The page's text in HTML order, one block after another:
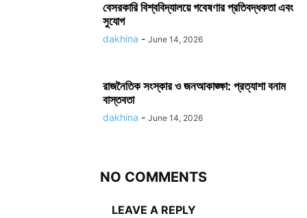
বেসরকারি বিশ্ববিদ্যালয়ে গবেষণার প্রতিবদ্ধকতা এবং
সুযোগ
dakhina - June 14, 2026
রাজনৈতিক সংস্কার ও জনআকাঙ্ক্ষা: প্রত্যাশা বনাম
বাস্তবতা
dakhina - June 14, 2026
NO COMMENTS
LEAVE A REPLY